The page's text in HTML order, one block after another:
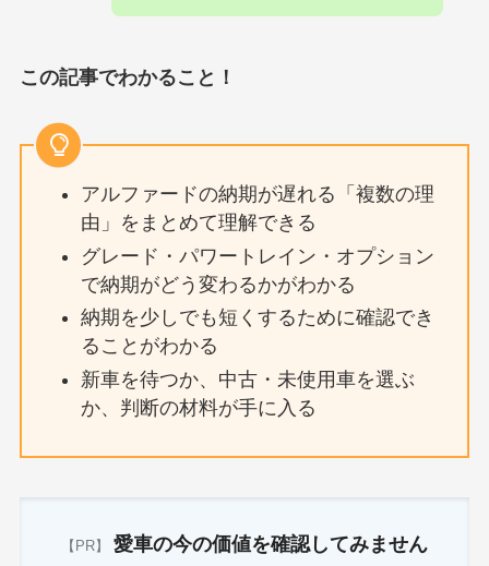
この記事でわかること！
アルファードの納期が遅れる「複数の理
由」をまとめて理解できる
グレード・パワートレイン・オプション
で納期がどう変わるかがわかる
納期を少しでも短くするために確認でき
ることがわかる
新車を待つか、中古・未使用車を選ぶ
か、判断の材料が手に入る
【PR】
愛車の今の価値を確認してみません